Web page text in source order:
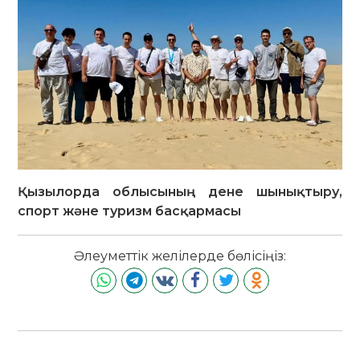
Қызылорда облысының дене шынықтыру,
спорт және туризм басқармасы
Әлеуметтік желілерде бөлісіңіз: